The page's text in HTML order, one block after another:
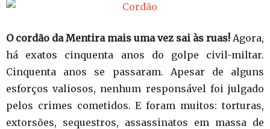
O cordão da Mentira mais uma vez sai às ruas! Agora,
há exatos cinquenta anos do golpe civil-miltar.
Cinquenta anos se passaram. Apesar de alguns
esforços valiosos, nenhum responsável foi julgado
pelos crimes cometidos. E foram muitos: torturas,
extorsões, sequestros, assassinatos em massa de